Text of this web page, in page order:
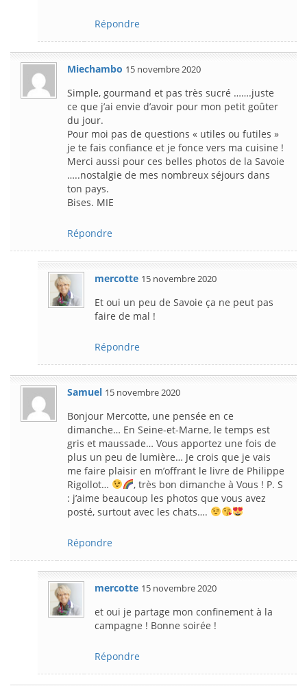
Répondre
Miechambo 15 novembre 2020
Simple, gourmand et pas très sucré …….juste
ce que j’ai envie d’avoir pour mon petit goûter
du jour.
Pour moi pas de questions « utiles ou futiles »
je te fais confiance et je fonce vers ma cuisine !
Merci aussi pour ces belles photos de la Savoie
…..nostalgie de mes nombreux séjours dans
ton pays.
Bises. MIE
Répondre
mercotte 15 novembre 2020
Et oui un peu de Savoie ça ne peut pas
faire de mal !
Répondre
Samuel 15 novembre 2020
Bonjour Mercotte, une pensée en ce
dimanche… En Seine-et-Marne, le temps est
gris et maussade… Vous apportez une fois de
plus un peu de lumière… Je crois que je vais
me faire plaisir en m’offrant le livre de Philippe
Rigollot…
, très bon dimanche à Vous ! P. S
: j’aime beaucoup les photos que vous avez
posté, surtout avec les chats….
Répondre
mercotte 15 novembre 2020
et oui je partage mon confinement à la
campagne ! Bonne soirée !
Répondre